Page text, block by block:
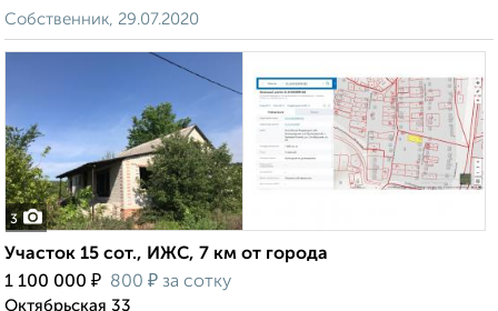
Собственник, 29.07.2020
3
Участок 15 сот., ИЖС, 7 км от города
1 100 000 ₽ 800 ₽ за сотку
Октябрьская 33